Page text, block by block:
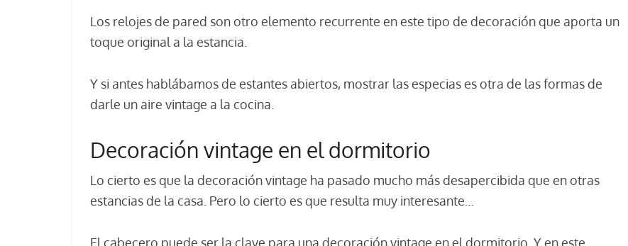
Los relojes de pared son otro elemento recurrente en este tipo de decoración que aporta un
toque original a la estancia.
Y si antes hablábamos de estantes abiertos, mostrar las especias es otra de las formas de
darle un aire vintage a la cocina.
Decoración vintage en el dormitorio
Lo cierto es que la decoración vintage ha pasado mucho más desapercibida que en otras
estancias de la casa. Pero lo cierto es que resulta muy interesante…
El cabecero puede ser la clave para una decoración vintage en el dormitorio. Y en este